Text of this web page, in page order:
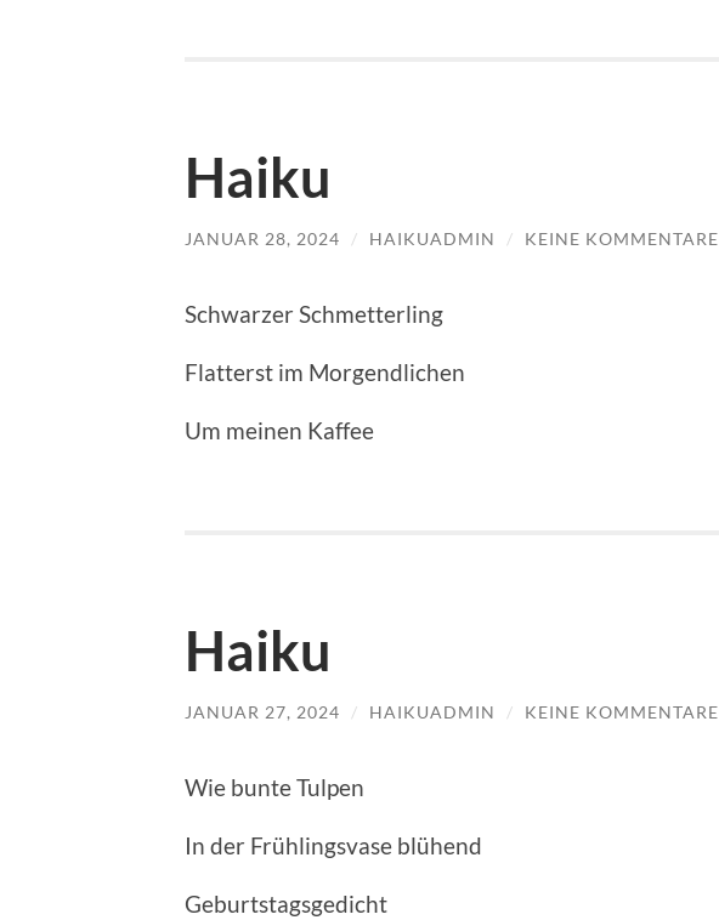
Haiku
JANUAR 28, 2024 / HAIKUADMIN / KEINE KOMMENTARE
Schwarzer Schmetterling
Flatterst im Morgendlichen
Um meinen Kaffee
Haiku
JANUAR 27, 2024 / HAIKUADMIN / KEINE KOMMENTARE
Wie bunte Tulpen
In der Frühlingsvase blühend
Geburtstagsgedicht